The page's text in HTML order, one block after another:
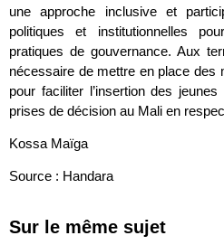
une approche inclusive et
politiques et institutionnelles
pratiques de gouvernance. Aux
nécessaire de mettre en place des
pour faciliter l’insertion des
prises de décision au Mali en
Kossa Maïga
Source : Handara
Sur le même sujet